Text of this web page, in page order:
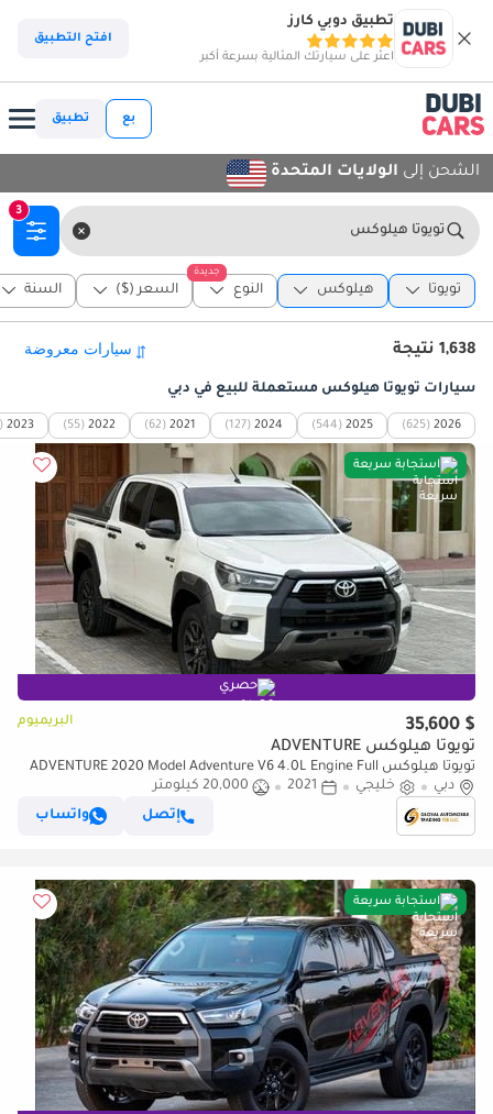
تطبيق دوبي كارز
اعثر على سيارتك المثالية بسرعة أكبر
افتح التطبيق
بع تطبيق
الشحن إلى الولايات المتحدة
تويوتا هيلوكس
3
تويوتا هيلوكس
جديدة
النوع السعر ($) السنة
1,638 نتيجة
سيارات تويوتا هيلوكس مستعملة للبيع في دبي
2026
(625)
2025
(544)
2024
(127)
2021
(62)
2022
(55)
2023
استجابة سريعة
حصري
$ 35,600 البريميوم
تويوتا هيلوكس ADVENTURE
تويوتا هيلوكس ADVENTURE 2020 Model Adventure V6 4.0L Engine Full
Option Very Clean and Perfect Condition
دبي خليجي 2021
20,000 كيلومتر
إتصل
واتساب
استجابة سريعة